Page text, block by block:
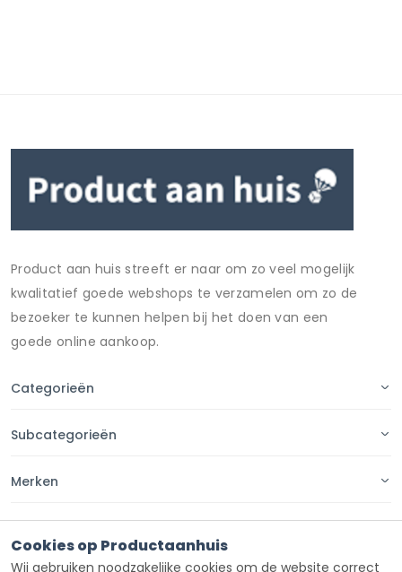
Product aan huis streeft er naar om zo veel mogelijk
kwalitatief goede webshops te verzamelen om zo de
bezoeker te kunnen helpen bij het doen van een
goede online aankoop.
Categorieën
Subcategorieën
Merken
Cookies op Productaanhuis
Wij gebruiken noodzakelijke cookies om de website correct